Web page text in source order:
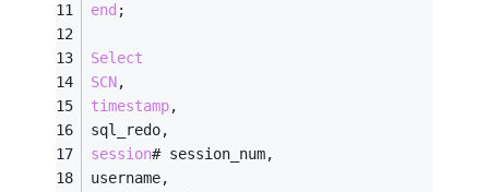
end ;
Select
SCN,
timestamp,
sql_redo,
session# session_num,
username,